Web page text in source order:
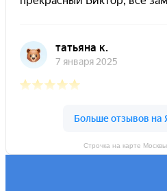
Строчка на карте